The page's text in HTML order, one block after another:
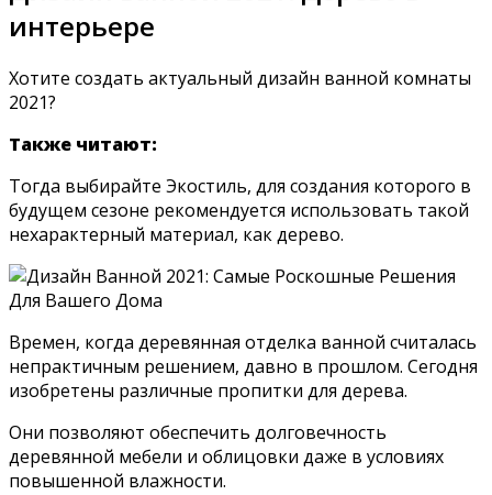
интерьере
Хотите создать актуальный дизайн ванной комнаты
2021?
Также читают:
Тогда выбирайте Экостиль, для создания которого в
будущем сезоне рекомендуется использовать такой
нехарактерный материал, как дерево.
Времен, когда деревянная отделка ванной считалась
непрактичным решением, давно в прошлом. Сегодня
изобретены различные пропитки для дерева.
Они позволяют обеспечить долговечность
деревянной мебели и облицовки даже в условиях
повышенной влажности.